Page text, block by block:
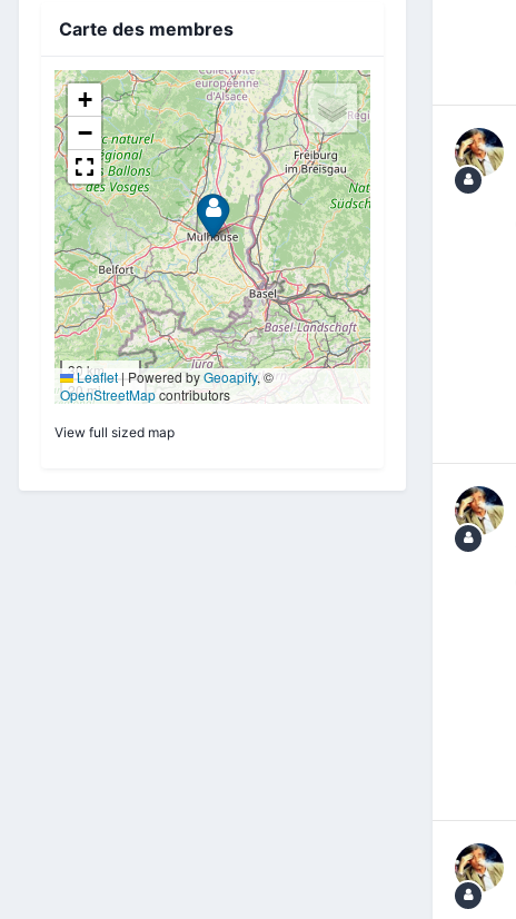
Carte des membres
View full sized map